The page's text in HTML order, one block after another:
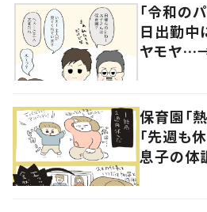
「令和の
日出勤中
ヤモヤ…→
保育園「
「先週も
息子の体